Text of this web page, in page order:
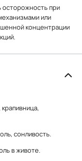
при
или
концентрации
сонливость.
в животе.